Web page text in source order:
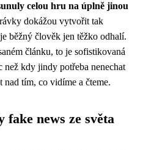
celou hru na úplně jinou
dokážou vytvořit tak
běžný člověk jen těžko odhalí.
článku, to je sofistikovaná
než kdy jindy potřeba nenechat
nad tím, co vidíme a čteme.
news ze světa